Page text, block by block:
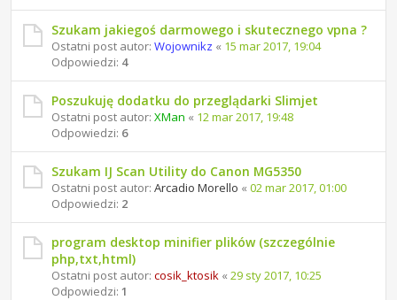
Szukam jakiegoś darmowego i skutecznego vpna ?
Ostatni post autor: Wojownikz « 15 mar 2017, 19:04
Odpowiedzi: 4
Poszukuję dodatku do przeglądarki Slimjet
Ostatni post autor: XMan « 12 mar 2017, 19:48
Odpowiedzi: 6
Szukam IJ Scan Utility do Canon MG5350
Ostatni post autor: Arcadio Morello « 02 mar 2017, 01:00
Odpowiedzi: 2
program desktop minifier plików (szczególnie
php,txt,html)
Ostatni post autor: cosik_ktosik « 29 sty 2017, 10:25
Odpowiedzi: 1